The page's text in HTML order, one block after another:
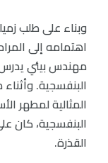
وبناء على طلب
اهتمامه إلى
مهندس بيئي
البنفسجية.
المثالية لمطهر
البنفسجية، كان
القذرة.